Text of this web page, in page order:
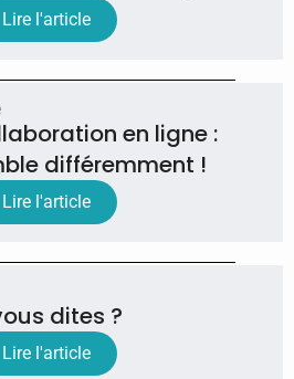
Lire l'article
en ligne :
différemment !
Lire l'article
dites ?
Lire l'article